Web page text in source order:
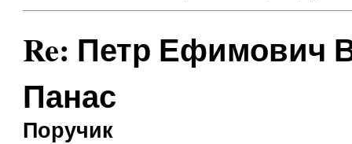
Re: Петр Ефимович
Панас
Поручик